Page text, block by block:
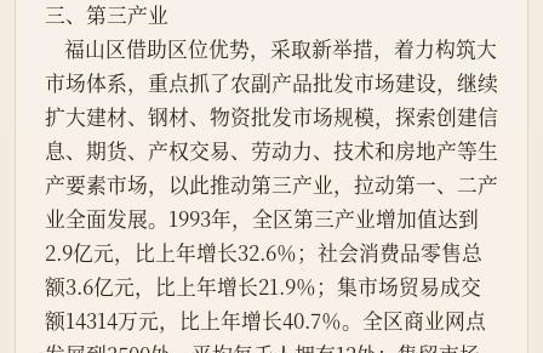
三、第三产业
市场体系，重点抓了农副产品批发市场建设，继续
扩大建材、钢材、物资批发市场规模，探索创建信
息、期货、产权交易、劳动力、技术和房地产等生
产要素市场，以此推动第三产业，拉动第一、二产
业全面发展。1993年，全区第三产业增加值达到
2.9亿元，比上年增长32.6％；社会消费品零售总
额3.6亿元，比上年增长21.9％；集市场贸易成交
额14314万元，比上年增长40.7％。全区商业网点